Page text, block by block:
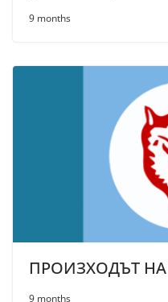
9 months
ПРОИЗХОДЪТ НА
9 months